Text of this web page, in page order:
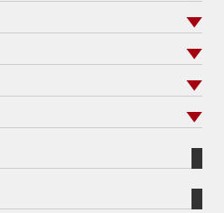
走行距離から探す
中古車から探す
よくあるご質問
バイク買取強化車両
プロテクションフィルム
未加入の方）